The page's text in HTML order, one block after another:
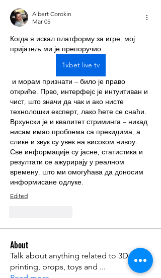
Albert Corokin
Mar 05
Когда я искал платформу за игре, мој
пријатељ ми је препоручио
1xbet live tv
откриће. Прво, интерфејс је интуитиван и
чист, што значи да чак и ако нисте
технолошки експерт, лако ћете се снаћи.
Врхунски је и квалитет стриминга – никад
нисам имао проблема са прекидима, а
слике и звук су увек на високом нивоу.
Све информације су јасне, статистика и
резултати се ажурирају у реалном
времену, што ми омогућава да доносим
информисане одлуке.
Edited
About
Talk about anything related to 3D
printing, props, toys and ...